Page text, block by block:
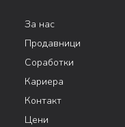
За нас
Продавници
Соработки
Кариера
Контакт
Цени